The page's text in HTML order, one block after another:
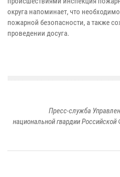
округа напоминает, что
пожарной безопасности, а также
проведении досуга.
Пресс-служба
национальной гвардии